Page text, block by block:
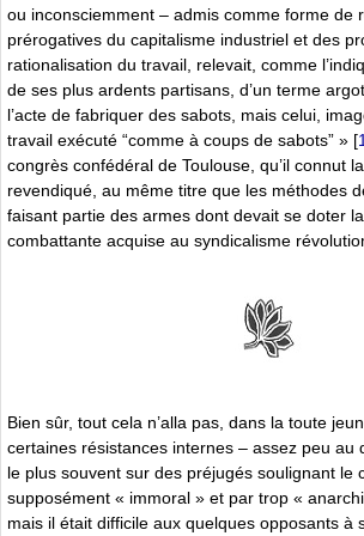
ou inconsciemment – admis comme forme de
prérogatives du capitalisme industriel et des
rationalisation du travail, relevait, comme
de ses plus ardents partisans, d’un terme
l’acte de fabriquer des sabots, mais celui,
travail exécuté “comme à coups de sabots” » [1
congrès confédéral de Toulouse, qu’il connut
revendiqué, au même titre que les méthodes
faisant partie des armes dont devait se doter
combattante acquise au syndicalisme
Bien sûr, tout cela n’alla pas, dans la toute
certaines résistances internes – assez peu au
le plus souvent sur des préjugés soulignant le
supposément « immoral » et par trop «
mais il était difficile aux quelques opposants à